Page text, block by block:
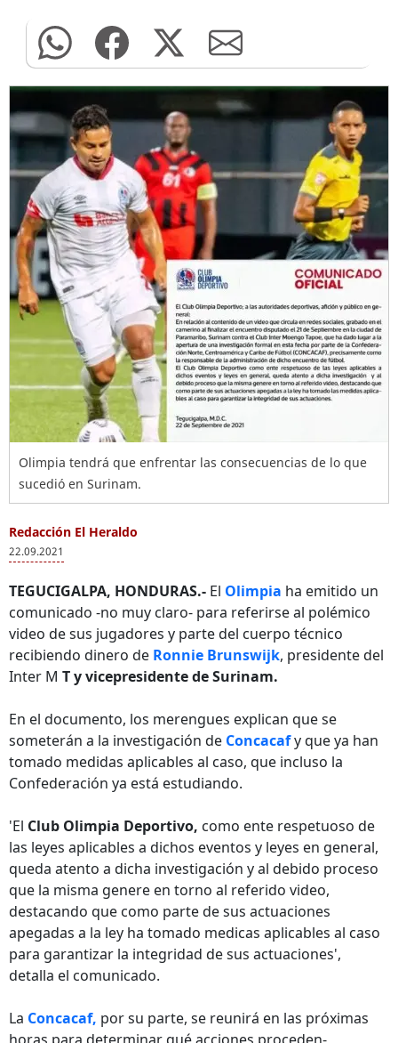
Olimpia tendrá que enfrentar las consecuencias de lo que
sucedió en Surinam.
Redacción El Heraldo
22.09.2021
TEGUCIGALPA, HONDURAS.- El Olimpia ha emitido un
comunicado -no muy claro- para referirse al polémico
video de sus jugadores y parte del cuerpo técnico
recibiendo dinero de Ronnie Brunswijk, presidente del
Inter M T y vicepresidente deSurinam.
En el documento, los merengues explican que se
someterán a la investigación de Concacafy que ya han
tomado medidas aplicables al caso, que incluso la
Confederación ya está estudiando.
'El Club Olimpia Deportivo, como ente respetuoso de
las leyes aplicables a dichos eventos y leyes en general,
queda atento a dicha investigación y al debido proceso
que la misma genere en torno al referido video,
destacando que como parte de sus actuaciones
apegadas a la ley ha tomado medicas aplicables al caso
para garantizar la integridad de sus actuaciones',
detalla el comunicado.
La Concacaf, por su parte, se reunirá en las próximas